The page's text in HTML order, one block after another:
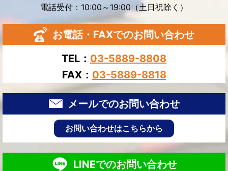
電話受付：10:00～19:00（土日祝除く）
お電話・FAXでのお問い合わせ
TEL： 03-5889-8808
FAX： 03-5889-8818
メールでのお問い合わせ
お問い合わせはこちらから
LINEでのお問い合わせ